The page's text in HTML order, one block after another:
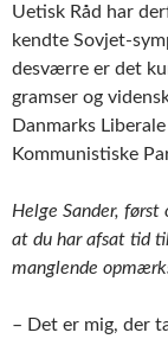
Uetisk Råd har
kendte Sovjet-
desværre er det
gramser og
Danmarks
Kommunistiske
Helge Sander,
at du har afsat tid
manglende
– Det er mig, der